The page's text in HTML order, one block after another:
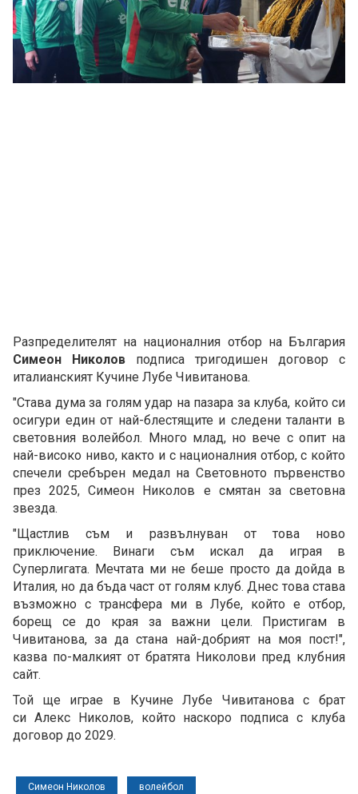
Разпределителят на националния отбор на България
Симеон Николов подписа тригодишен договор с
италианският Кучине Лубе Чивитанова.
"Става дума за голям удар на пазара за клуба, който си
осигури един от най-блестящите и следени таланти в
световния волейбол. Много млад, но вече с опит на
най-високо ниво, както и с националния отбор, с който
спечели сребърен медал на Световното първенство
през 2025, Симеон Николов е смятан за световна
звезда.
"Щастлив съм и развълнуван от това ново
приключение. Винаги съм искал да играя в
Суперлигата. Мечтата ми не беше просто да дойда в
Италия, но да бъда част от голям клуб. Днес това става
възможно с трансфера ми в Лубе, който е отбор,
борещ се до края за важни цели. Пристигам в
Чивитанова, за да стана най-добрият на моя пост!",
казва по-малкият от братята Николови пред клубния
сайт.
Той ще играе в Кучине Лубе Чивитанова с брат
си Алекс Николов, който наскоро подписа с клуба
договор до 2029.
Симеон Николов волейбол